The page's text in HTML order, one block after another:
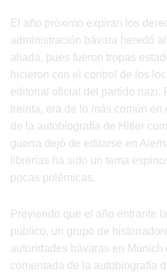
El año próximo expiran los
administración bávara heredó
aliada, pues fueron tropas
hicieron con el control de los
editorial oficial del partido nazi.
treinta, era de lo más común
de la autobiografía de Hitler
guerra dejó de editarse en
librerías ha sido un tema
pocas polémicas.
Previendo que el año entrante
público, un grupo de
autoridades bávaras en
comentada de la autobiografía